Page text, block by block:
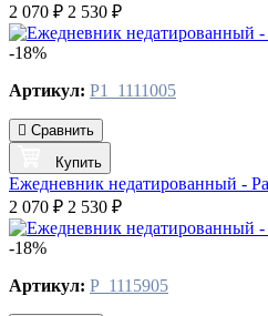
2 070 ₽ 2 530 ₽
-18%
Артикул: P1_1111005
Сравнить
Купить
Ежедневник недатированный -
2 070 ₽ 2 530 ₽
-18%
Артикул: P_1115905